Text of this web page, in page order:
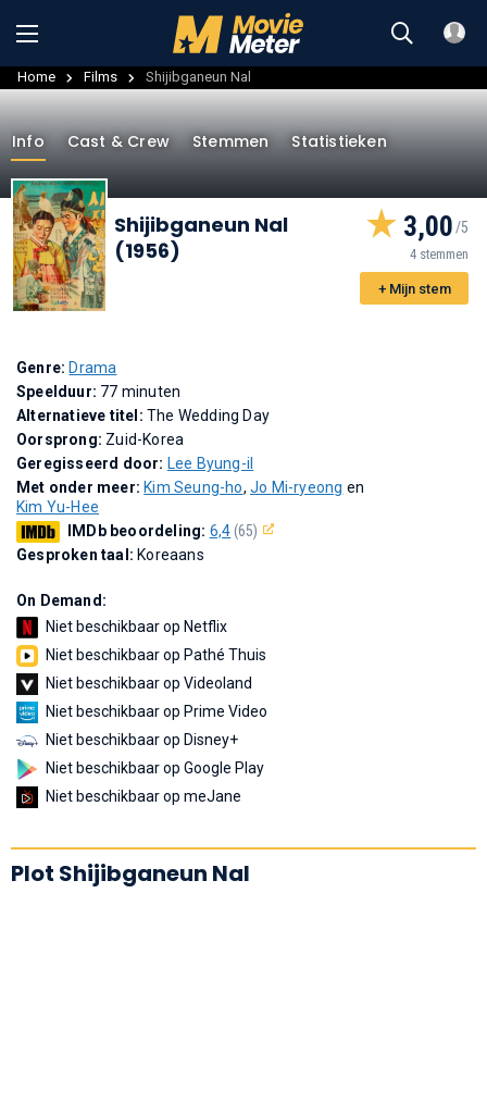
Home Films Shijibganeun Nal
Info Cast & Crew Stemmen Statistieken
Shijibganeun Nal
(1956)
3,00
4 stemmen
+ Mijn stem
Genre: Drama
Speelduur: 77 minuten
Alternatieve titel: The Wedding Day
Oorsprong: Zuid-Korea
Geregisseerd door: Lee Byung-il
Met onder meer: Kim Seung-ho,Jo Mi-ryeong en
Kim Yu-Hee
IMDb beoordeling: 6,4(65)
Gesproken taal: Koreaans
On Demand:
Niet beschikbaar op Netflix
Niet beschikbaar op Pathé Thuis
Niet beschikbaar op Videoland
Niet beschikbaar op Prime Video
Niet beschikbaar op Disney+
Niet beschikbaar op Google Play
Niet beschikbaar op meJane
Plot Shijibganeun Nal